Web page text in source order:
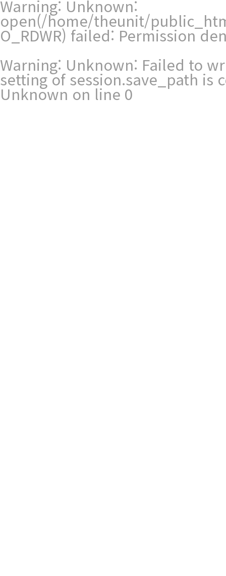
Warning: Unknown:
open(/home/theunit/
O_RDWR) failed: Permission
Warning: Unknown: Failed to
setting of session.save_path
Unknown on line 0